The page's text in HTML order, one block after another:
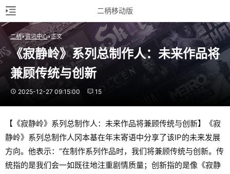
二柄移动版
二柄 资讯中心 正文
《寂静岭》系列总制作人：未来作品将
兼顾传统与创新
2025-12-27 09:15:00 15
【《寂静岭》系列总制作人：未来作品将兼顾传统与创新】《寂
静岭》系列总制作人冈本基在年末寄语中分享了该IP的未来发展
方向。他表示：“在制作系列作品时，我们将兼顾传统与创新。传
统指的是我们会一如既往地注重剧情质量；创新指的是像《寂静